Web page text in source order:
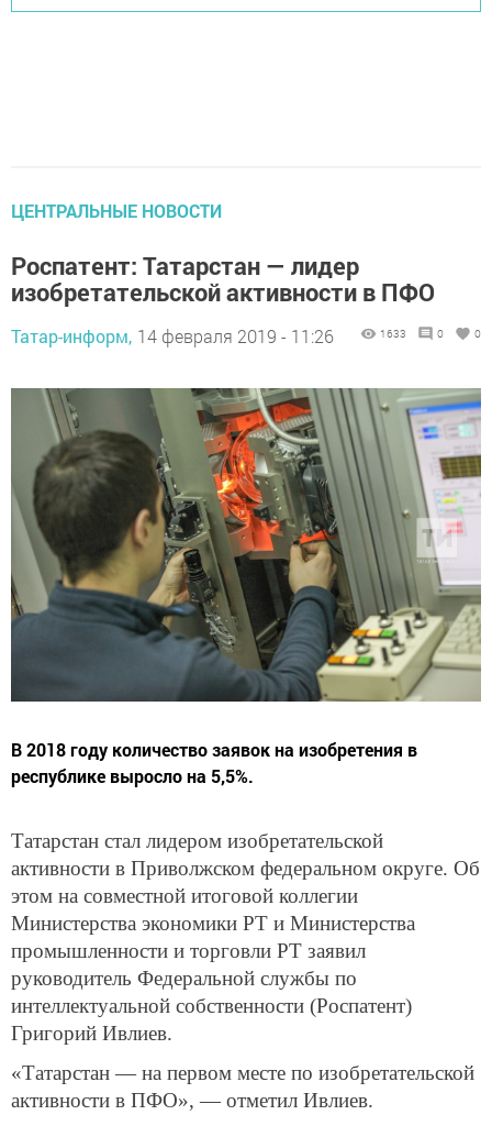
ЦЕНТРАЛЬНЫЕ НОВОСТИ
Роспатент: Татарстан — лидер
изобретательской активности в ПФО
Татар-информ, 14 февраля 2019 - 11:26 1633 0 0
В 2018 году количество заявок на изобретения в
республике выросло на 5,5%.
Татарстан стал лидером изобретательской
активности в Приволжском федеральном округе. Об
этом на совместной итоговой коллегии
Министерства экономики РТ и Министерства
промышленности и торговли РТ заявил
руководитель Федеральной службы по
интеллектуальной собственности (Роспатент)
Григорий Ивлиев.
«Татарстан — на первом месте по изобретательской
активности в ПФО», — отметил Ивлиев.